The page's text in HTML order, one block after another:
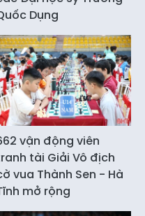
Dụng
vận động viên
tài Giải Vô địch
vua Thành Sen - Hà
mở rộng